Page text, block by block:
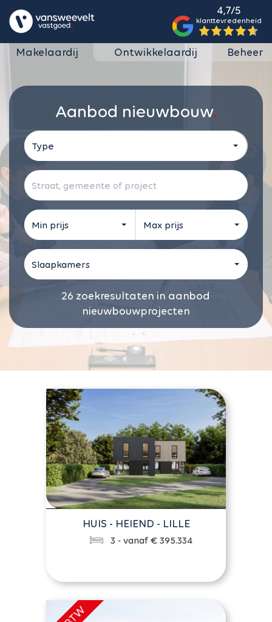
4,7/5
klanttevredenheid
Makelaardij Ontwikkelaardij Beheer
Aanbod nieuwbouw
Type
Min prijs Max prijs
Slaapkamers
26 zoekresultaten in aanbod
nieuwbouwprojecten
HUIS - HEIEND - LILLE
3 - vanaf € 395.334